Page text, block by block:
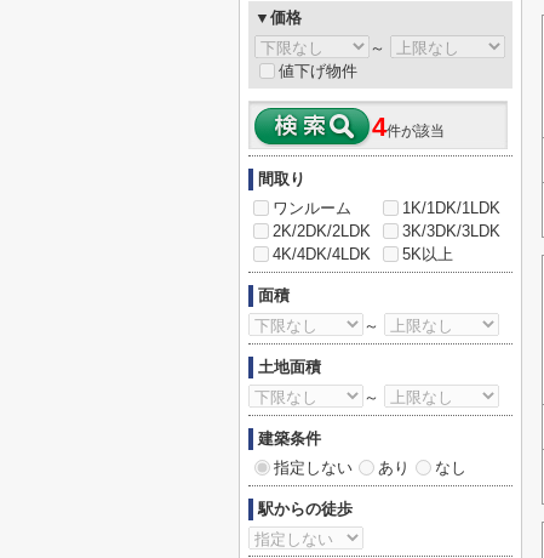
▼価格
～
値下げ物件
4件が該当
間取り
ワンルーム
1K/1DK/1LDK
2K/2DK/2LDK
3K/3DK/3LDK
4K/4DK/4LDK
5K以上
面積
～
土地面積
～
建築条件
指定しない
あり なし
駅からの徒歩